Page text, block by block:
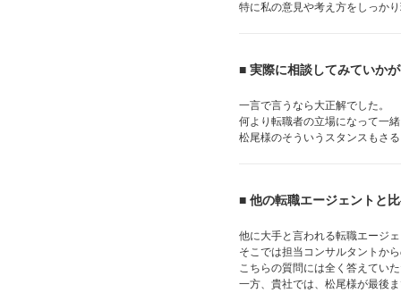
特に私の意見や考え方をしっか
■ 実際に相談してみていか
一言で言うなら大正解でした。
何より転職者の立場になって一
松尾様のそういうスタンスもさ
■ 他の転職エージェントと
他に大手と言われる転職エージ
そこでは担当コンサルタントか
こちらの質問には全く答えてい
一方、貴社では、松尾様が最後